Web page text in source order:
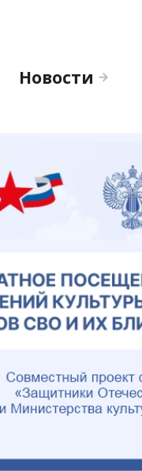
Новости